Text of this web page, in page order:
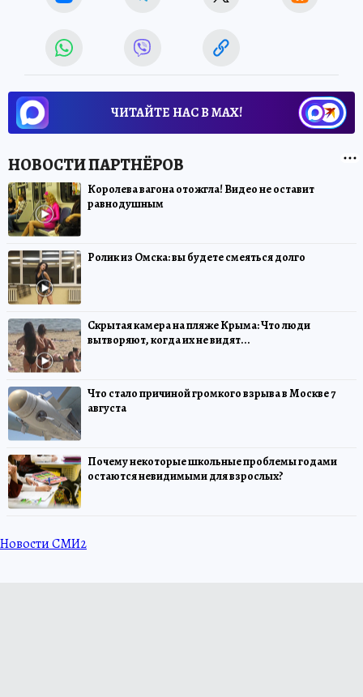
ЧИТАЙТЕ НАС В МАХ!
Королева вагона отожгла! Видео не оставит
равнодушным
Ролик из Омска: вы будете смеяться долго
Скрытая камера на пляже Крыма: Что люди
вытворяют, когда их не видят...
Что стало причиной громкого взрыва в Москве 7
августа
Почему некоторые школьные проблемы годами
остаются невидимыми для взрослых?
Новости СМИ2